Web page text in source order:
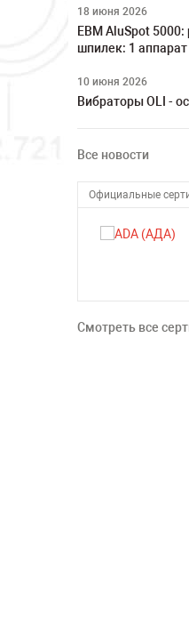
18 июня 2026
ЕВМ AluSpot 5000:
шпилек: 1 аппарат
10 июня 2026
Вибраторы OLI -
Все новости
Официальные
Смотреть все